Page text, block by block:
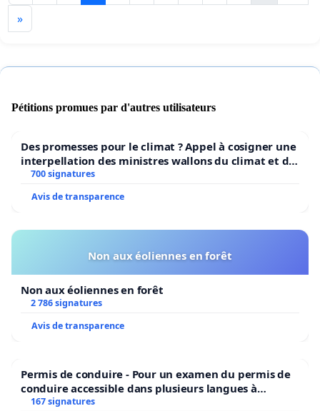
»
Pétitions promues par d'autres utilisateurs
Des promesses pour le climat ? Appel à cosigner une
interpellation des ministres wallons du climat et de
l’environnement.
700 signatures
Avis de transparence
Non aux éoliennes en forêt
Non aux éoliennes en forêt
2 786 signatures
Avis de transparence
Permis de conduire - Pour un examen du permis de
conduire accessible dans plusieurs langues à
Bruxelles
167 signatures